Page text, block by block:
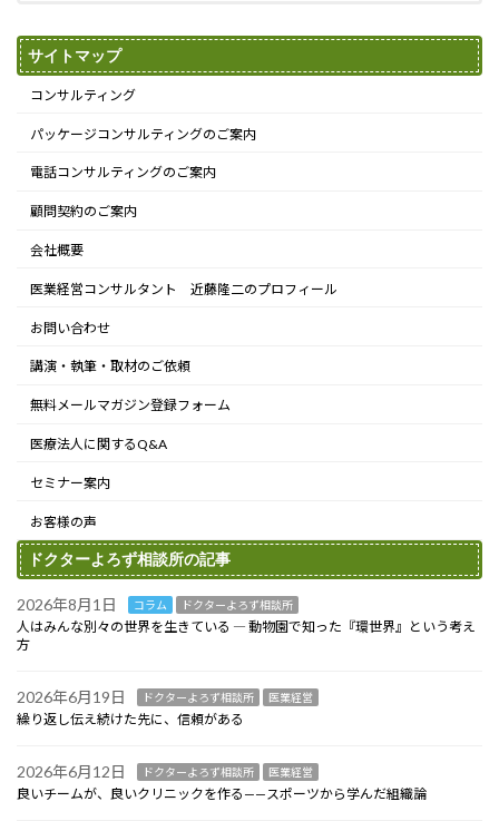
サイトマップ
コンサルティング
パッケージコンサルティングのご案内
電話コンサルティングのご案内
顧問契約のご案内
会社概要
医業経営コンサルタント 近藤隆二のプロフィール
お問い合わせ
講演・執筆・取材のご依頼
無料メールマガジン登録フォーム
医療法人に関するQ&A
セミナー案内
お客様の声
ドクターよろず相談所の記事
2026年8月1日 コラム ドクターよろず相談所
人はみんな別々の世界を生きている ― 動物園で知った『環世界』という考え
方
2026年6月19日 ドクターよろず相談所 医業経営
繰り返し伝え続けた先に、信頼がある
2026年6月12日 ドクターよろず相談所 医業経営
良いチームが、良いクリニックを作る——スポーツから学んだ組織論